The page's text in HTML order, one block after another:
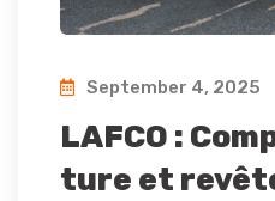
September 4, 2025
LAFCO :
ture et